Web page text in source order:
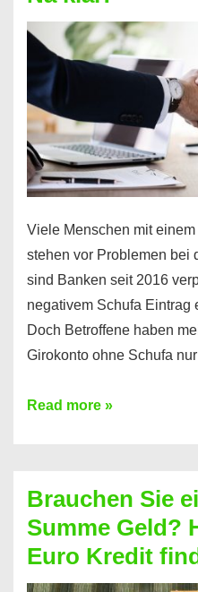
So
funktioniert’s
Viele Menschen mit
stehen vor Problemen bei
sind Banken seit 2016
negativem Schufa Eintrag
Doch Betroffene haben
Girokonto ohne Schufa
Günstiges
Geht
das
überhaupt?
Na
Read more »
Brauchen Sie
Summe Geld?
Euro Kredit